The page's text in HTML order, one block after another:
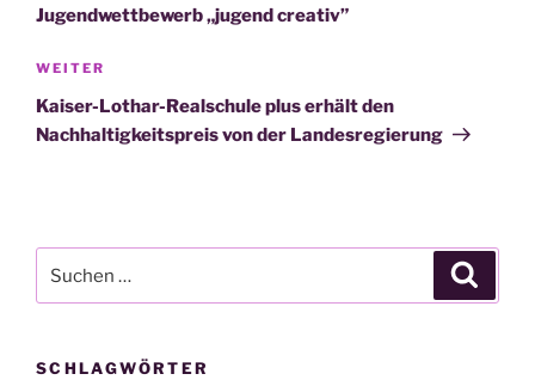
Jugendwettbewerb „jugend creativ”
Nächster
Beitrag
WEITER
Kaiser-Lothar-Realschule plus erhält den
Nachhaltigkeitspreis von der Landesregierung
nach:
SCHLAGWÖRTER